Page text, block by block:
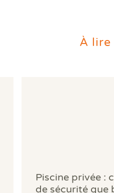
À lire
Piscine privée :
de sécurité que